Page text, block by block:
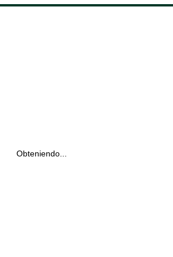
Obteniendo...